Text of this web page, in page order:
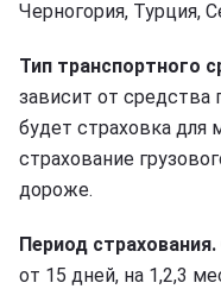
Черногория, Турция,
Тип транспортного
зависит от
будет страховка для
страхование
дороже.
Период страхования.
от 15 дней, на 1,2,3